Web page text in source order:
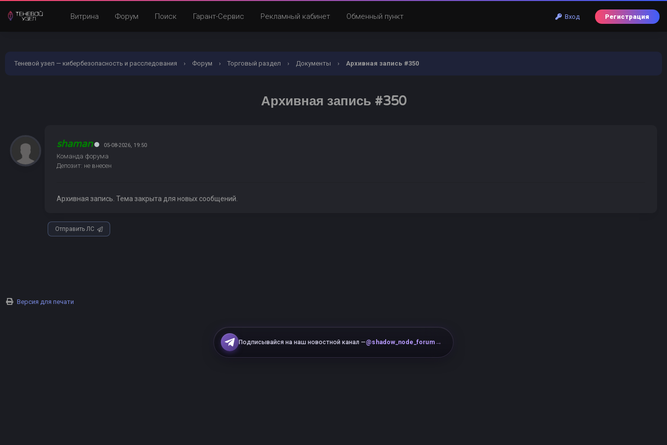
Вход Регистрация
Витрина Форум Поиск Гарант-Сервис Рекламный кабинет Обменный пункт
Теневой узел — кибербезопасность и расследования › Форум › Торговый раздел › Документы › Архивная запись #350
Архивная запись #350
shaman 05-08-2026, 19:50
Команда форума
Депозит: не внесен
Архивная запись. Тема закрыта для новых сообщений.
Отправить ЛС
Версия для печати
Подписывайся на наш новостной канал —@shadow_node_forum→